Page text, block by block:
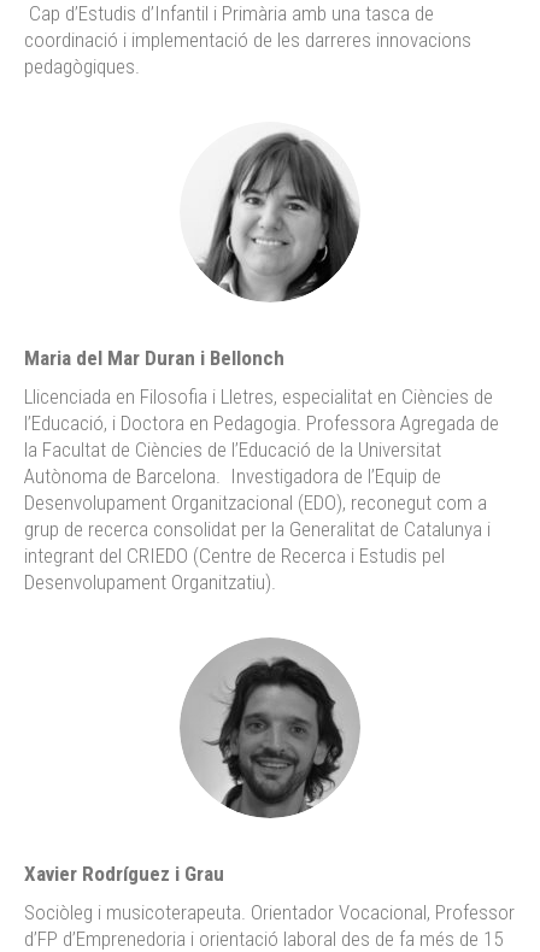
Cap d’Estudis d’Infantil i Primària amb una tasca de
coordinació i implementació de les darreres innovacions
pedagògiques.
Maria del Mar Duran i Bellonch
Llicenciada en Filosofia i Lletres, especialitat en Ciències de
l’Educació, i Doctora en Pedagogia. Professora Agregada de
la Facultat de Ciències de l’Educació de la Universitat
Autònoma de Barcelona. Investigadora de l’Equip de
Desenvolupament Organitzacional (EDO), reconegut com a
grup de recerca consolidat per la Generalitat de Catalunya i
integrant del CRIEDO (Centre de Recerca i Estudis pel
Desenvolupament Organitzatiu).
Xavier Rodríguez i Grau
Sociòleg i musicoterapeuta. Orientador Vocacional, Professor
d’FP d’Emprenedoria i orientació laboral des de fa més de 15